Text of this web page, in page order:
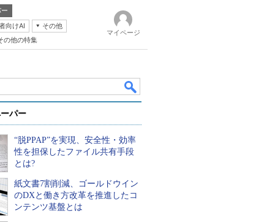
向けAI
その他
の他の特集
マイページ
パー
“脱PPAP”を実現、安全性・効率
性を担保したファイル共有手段
とは?
紙文書7割削減、ゴールドウイン
のDXと働き方改革を推進したコ
ンテンツ基盤とは